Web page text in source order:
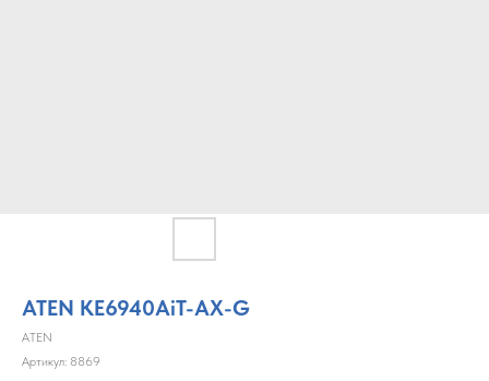
ATEN KE6940AiT-AX-G
ATEN
Артикул: 8869